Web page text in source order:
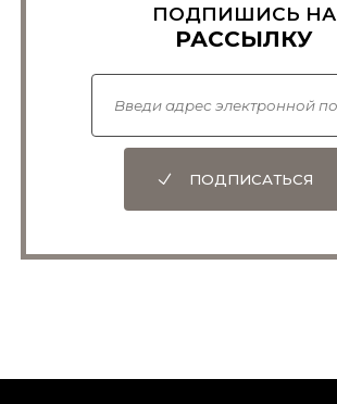
ПОДПИШИСЬ НА
РАССЫЛКУ
ПОДПИСАТЬСЯ